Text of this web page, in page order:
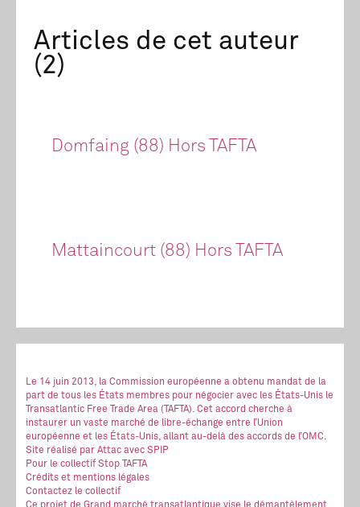
Articles de cet auteur
(2)
Domfaing (88) Hors TAFTA
Mattaincourt (88) Hors TAFTA
Le 14 juin 2013, la Commission européenne a obtenu mandat de la
part de tous les États membres pour négocier avec les États-Unis le
Transatlantic Free Trade Area (TAFTA). Cet accord cherche à
instaurer un vaste marché de libre-échange entre l’Union
européenne et les États-Unis, allant au-delà des accords de l’OMC.
Site réalisé par Attac avec SPIP
Pour le collectif Stop TAFTA
Crédits et mentions légales
Contactez le collectif